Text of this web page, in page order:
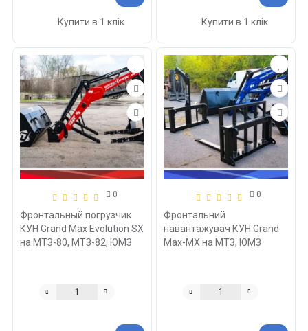
Купити в 1 клік Купити в 1 клік
0
Фронтальный погрузчик
КУН Grand Max Evolution SX
на МТЗ-80, МТЗ-82, ЮМЗ
0
Фронтальний
навантажувач КУН Grand
Max-MX на МТЗ, ЮМЗ